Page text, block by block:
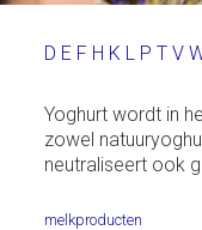
D E F H K L PTV
Yoghurt wordt in
zowel
neutraliseert ook
melkproducten